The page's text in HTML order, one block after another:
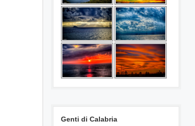
Genti di Calabria